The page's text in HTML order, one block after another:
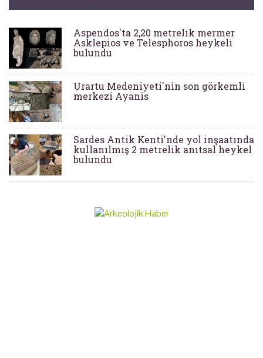
Aspendos'ta 2,20 metrelik mermer
Asklepios ve Telesphoros heykeli
bulundu
Urartu Medeniyeti'nin son görkemli
merkezi Ayanis
Sardes Antik Kenti'nde yol inşaatında
kullanılmış 2 metrelik anıtsal heykel
bulundu